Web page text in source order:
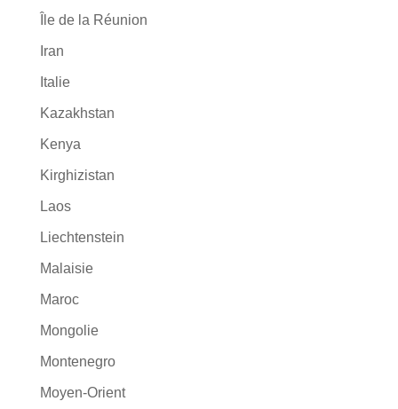
Île de la Réunion
Iran
Italie
Kazakhstan
Kenya
Kirghizistan
Laos
Liechtenstein
Malaisie
Maroc
Mongolie
Montenegro
Moyen-Orient